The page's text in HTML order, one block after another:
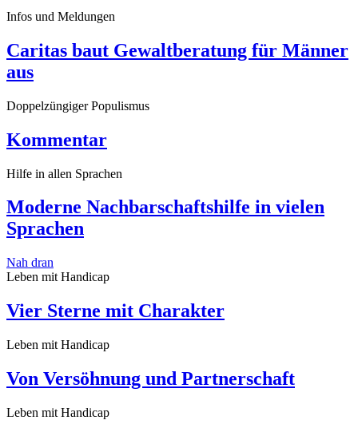
Infos und Meldungen
Caritas baut Gewaltberatung für Männer
aus
Doppelzüngiger Populismus
Kommentar
Hilfe in allen Sprachen
Moderne Nachbarschaftshilfe in vielen
Sprachen
Nah dran
Leben mit Handicap
Vier Sterne mit Charakter
Leben mit Handicap
Von Versöhnung und Partnerschaft
Leben mit Handicap